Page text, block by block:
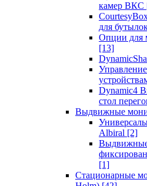
камер ВКС
для
Опции для
[13]
Dynamic4
стол
Выдвижные
Albiral [2]
[1]
Стационарные